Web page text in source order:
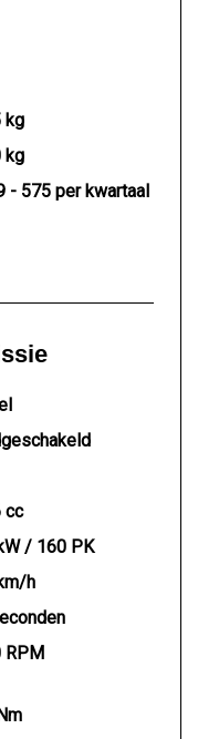
kg
kg
- 575 per kwartaal
cc
/ 160 PK
h
RPM